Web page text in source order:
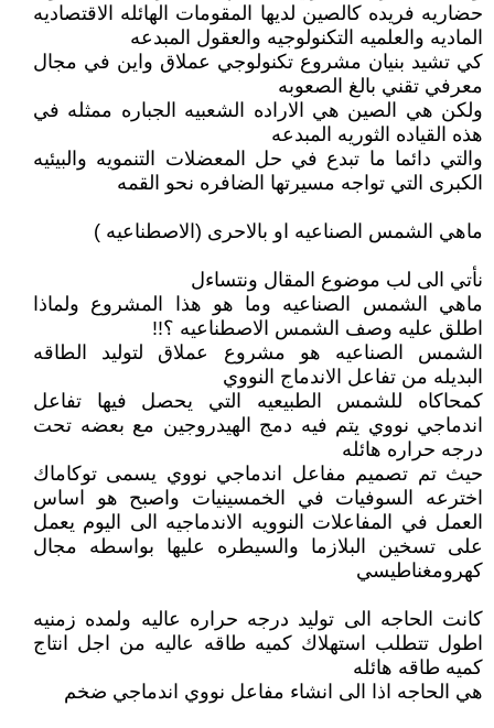
حضاريه فريده كالصين لديها المقومات الهائله الاقتصاديه
الماديه والعلميه التكنولوجيه والعقول المبدعه
كي تشيد بنيان مشروع تكنولوجي عملاق واين في مجال
معرفي تقني بالغ الصعوبه
ولكن هي الصين هي الاراده الشعبيه الجباره ممثله في
هذه القياده الثوريه المبدعه
والتي دائما ما تبدع في حل المعضلات التنمويه والبيئيه
الكبرى التي تواجه مسيرتها الضافره نحو القمه
ماهي الشمس الصناعيه او بالاحرى (الاصطناعيه )
نأتي الى لب موضوع المقال ونتساءل
ماهي الشمس الصناعيه وما هو هذا المشروع ولماذا
اطلق عليه وصف الشمس الاصطناعيه ؟!!
الشمس الصناعيه هو مشروع عملاق لتوليد الطاقه
البديله من تفاعل الاندماج النووي
كمحاكاه للشمس الطبيعيه التي يحصل فيها تفاعل
اندماجي نووي يتم فيه دمج الهيدروجين مع بعضه تحت
درجه حراره هائله
حيث تم تصميم مفاعل اندماجي نووي يسمى توكاماك
اخترعه السوفيات في الخمسينيات واصبح هو اساس
العمل في المفاعلات النوويه الاندماجيه الى اليوم يعمل
على تسخين البلازما والسيطره عليها بواسطه مجال
كهرومغناطيسي
كانت الحاجه الى توليد درجه حراره عاليه ولمده زمنيه
اطول تتطلب استهلاك كميه طاقه عاليه من اجل انتاج
كميه طاقه هائله
هي الحاجه اذا الى انشاء مفاعل نووي اندماجي ضخم